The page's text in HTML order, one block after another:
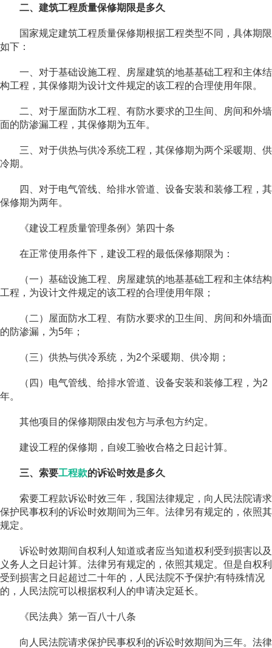
二、建筑工程质量保修期限是多久
国家规定建筑工程质量保修期根据工程类型不同，具体期限
如下：
一、对于基础设施工程、房屋建筑的地基基础工程和主体结
构工程，其保修期为设计文件规定的该工程的合理使用年限。
二、对于屋面防水工程、有防水要求的卫生间、房间和外墙
面的防渗漏工程，其保修期为五年。
三、对于供热与供冷系统工程，其保修期为两个采暖期、供
冷期。
四、对于电气管线、给排水管道、设备安装和装修工程，其
保修期为两年。
《建设工程质量管理条例》第四十条
在正常使用条件下，建设工程的最低保修期限为：
（一）基础设施工程、房屋建筑的地基基础工程和主体结构
工程，为设计文件规定的该工程的合理使用年限；
（二）屋面防水工程、有防水要求的卫生间、房间和外墙面
的防渗漏，为5年；
（三）供热与供冷系统，为2个采暖期、供冷期；
（四）电气管线、给排水管道、设备安装和装修工程，为2
年。
其他项目的保修期限由发包方与承包方约定。
建设工程的保修期，自竣工验收合格之日起计算。
三、索要工程款的诉讼时效是多久
索要工程款诉讼时效三年，我国法律规定，向人民法院请求
保护民事权利的诉讼时效期间为三年。法律另有规定的，依照其
规定。
诉讼时效期间自权利人知道或者应当知道权利受到损害以及
义务人之日起计算。法律另有规定的，依照其规定。但是自权利
受到损害之日起超过二十年的，人民法院不予保护;有特殊情况
的，人民法院可以根据权利人的申请决定延长。
《民法典》第一百八十八条
向人民法院请求保护民事权利的诉讼时效期间为三年。法律